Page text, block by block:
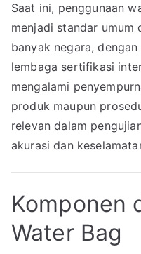
Saat ini, penggunaan
menjadi standar umum
banyak negara,
lembaga sertifikasi
mengalami
produk maupun
relevan dalam
akurasi dan
Komponen
Water Bag